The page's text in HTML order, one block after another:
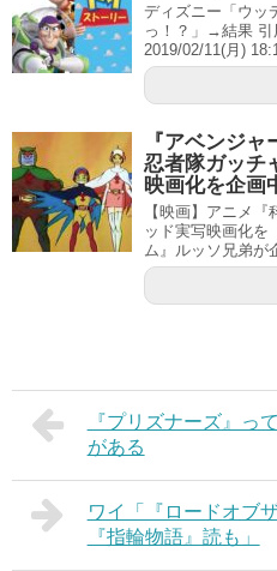
ディズニー「ウッ
っ！？」→結果 引
2019/02/11(月)
『アベンジ
忍者隊ガッチ
映画化を企画
【映画】アニメ
ッド実写映画化を
ム』ルッソ兄弟が
『プリズナーズ』っ
がある
ワイ「『ロードオブ
『指輪物語』読も」